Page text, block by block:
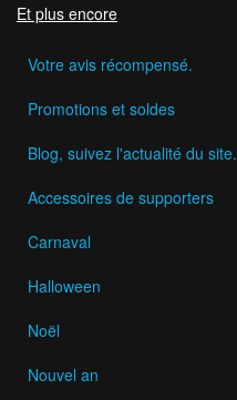
Et plus encore
Votre avis récompensé.
Promotions et soldes
Blog, suivez l'actualité du site.
Accessoires de supporters
Carnaval
Halloween
Noël
Nouvel an